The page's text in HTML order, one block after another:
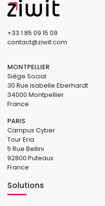
+33 1 85 09 15 09
contact@ziwit.com
MONTPELLIER
Siège Social
30 Rue Isabelle Eberhardt
34000 Montpellier
France
PARIS
Campus Cyber
Tour Eria
5 Rue Bellini
92800 Puteaux
France
Solutions